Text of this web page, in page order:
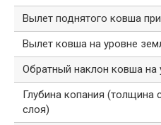
Вылет поднятого ковша при
Вылет ковша на уровне
Обратный наклон ковша на
Глубина копания (толщина
слоя)